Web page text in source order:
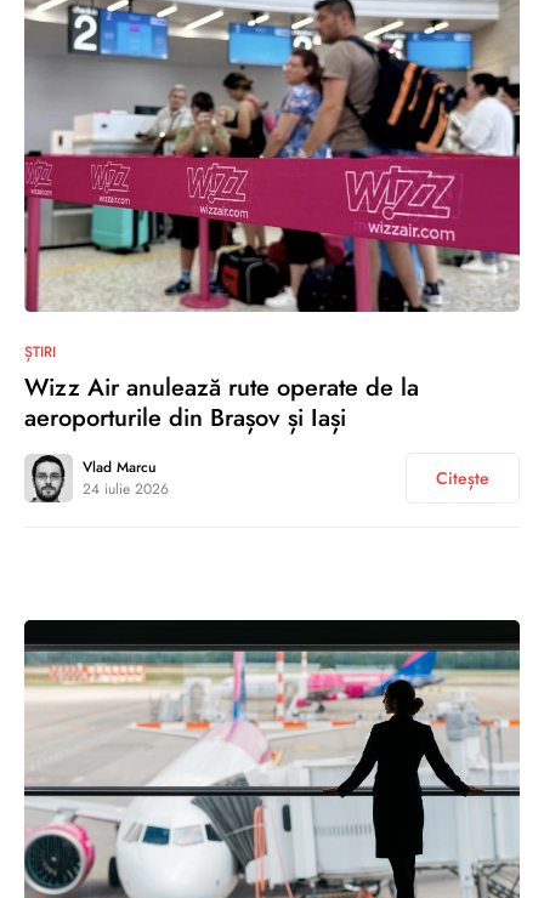
ȘTIRI
Wizz Air anulează rute operate de la
aeroporturile din Brașov și Iași
Vlad Marcu
24 iulie 2026
Citește